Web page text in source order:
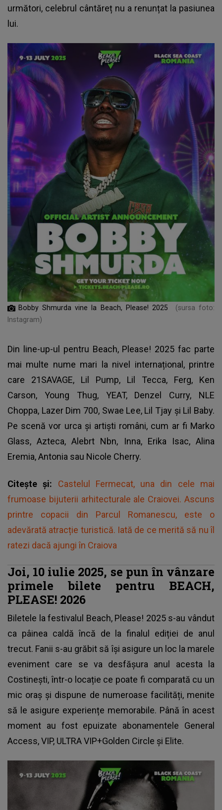
următori, celebrul cântăreț nu a renunțat la pasiunea
lui.
Bobby Shmurda vine la Beach, Please! 2025
(sursa foto:
Instagram)
Din line-up-ul pentru Beach, Please! 2025 fac parte
mai multe nume mari la nivel internațional, printre
care 21SAVAGE, Lil Pump, Lil Tecca, Ferg, Ken
Carson, Young Thug, YEAT, Denzel Curry, NLE
Choppa, Lazer Dim 700, Swae Lee, Lil Tjay și Lil Baby.
Pe scenă vor urca și artiști români, cum ar fi Marko
Glass, Azteca, Alebrt Nbn, Inna, Erika Isac, Alina
Eremia, Antonia sau Nicole Cherry.
Citește și: Castelul Fermecat, una din cele mai
frumoase bijuterii arhitecturale ale Craiovei. Ascuns
printre copacii din Parcul Romanescu, este o
adevărată atracție turistică. Iată de ce merită să nu îl
ratezi dacă ajungi în Craiova
Joi, 10 iulie 2025, se pun în vânzare
primele bilete pentru BEACH,
PLEASE! 2026
Biletele la festivalul Beach, Please! 2025 s-au vândut
ca pâinea caldă încă de la finalul ediției de anul
trecut. Fanii s-au grăbit să își asigure un loc la marele
eveniment care se va desfășura anul acesta la
Costinești, într-o locație ce poate fi comparată cu un
mic oraș și dispune de numeroase facilități, menite
să le asigure experiențe memorabile. Până în acest
moment au fost epuizate abonamentele General
Access, VIP, ULTRA VIP+Golden Circle și Elite.